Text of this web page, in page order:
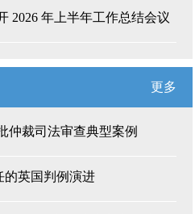
2026 年上半年工作总结会议
更多
仲裁司法审查典型案例
的英国判例演进